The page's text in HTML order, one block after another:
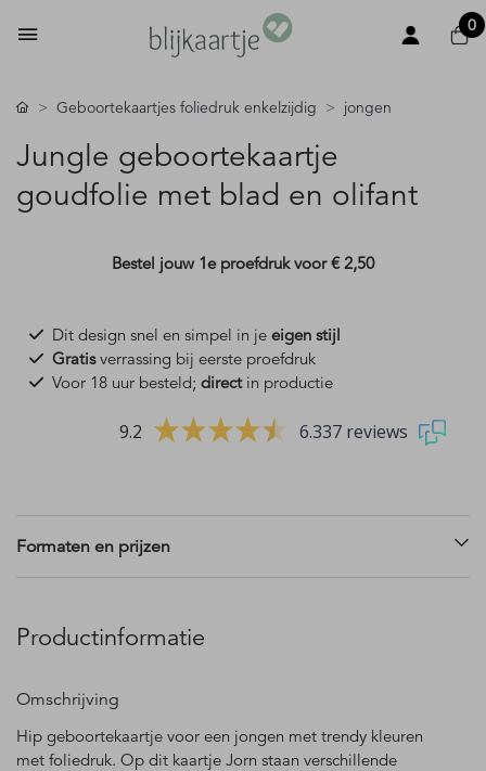
0
Geboortekaartjes foliedruk enkelzijdig jongen
Jungle geboortekaartje
goudfolie met blad en olifant
Bestel jouw 1e proefdruk voor€ 2,50
Dit design snel en simpel in je eigen stijl
Gratisverrassing bij eerste proefdruk
Voor 18 uur besteld; directin productie
9.2 6.337 reviews
Formaten en prijzen
Productinformatie
Omschrijving
Hip geboortekaartje voor een jongen met trendy kleuren
met foliedruk. Op dit kaartje Jorn staan verschillende